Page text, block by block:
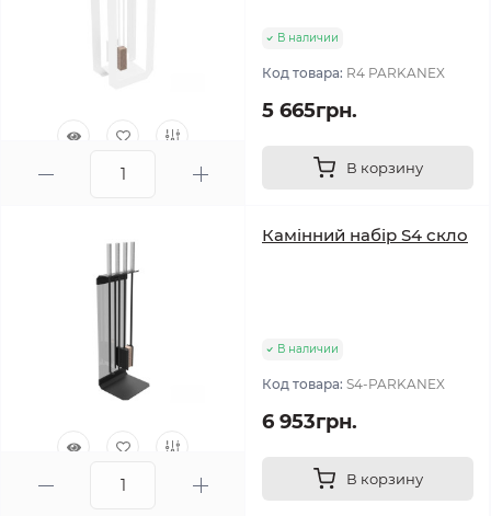
В наличии
Код товара: R4 PARKANEX
5 665грн.
В корзину
Камінний набір S4 скло
В наличии
Код товара: S4-PARKANEX
6 953грн.
В корзину